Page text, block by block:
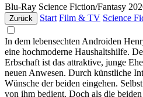
Blu-Ray Science Fiction/Fantasy
Zurück Start Film & TV Science
In dem lebensechten Androiden
eine hochmoderne Haushaltshilfe.
Erbschaft ist das attraktive, junge
neuen Anwesen. Durch künstliche
Wünsche der beiden eingehen.
von ihm bedient. Doch als die